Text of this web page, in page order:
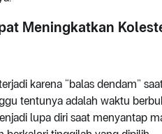
Meningkatkan
karena “balas dendam”
tentunya adalah waktu
lupa diri saat menyantap